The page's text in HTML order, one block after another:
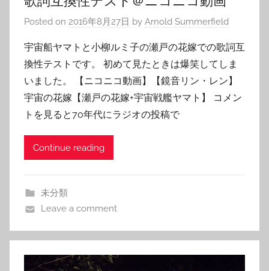
Posted on 2016年8月27日 by Arnold Summerfield
宇宙船ヤマトと小柳ルミ子の瀬戸の花嫁での歌詞互
換性テストです。 初めて見たときは爆笑してしま
いました。 【ニコニコ動画】【鏡音リン・レン】
宇宙の花嫁【瀬戸の花嫁+宇宙戦艦ヤマト】 コメン
トを見ると70年代にラジオの投稿で
Continue reading
未分類
Leave a comment